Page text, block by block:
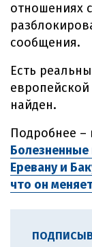
отношениях
сообщения.
Есть
найден.
Подробнее
Еревану и
что он